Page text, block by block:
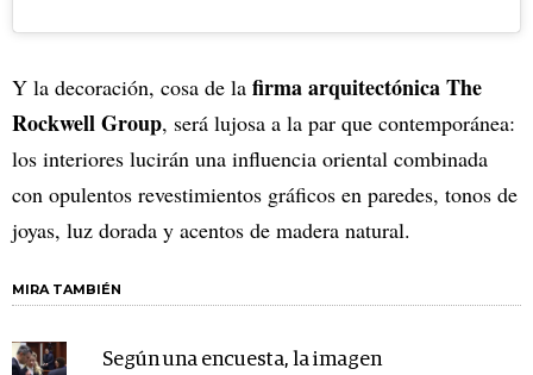
Y la decoración, cosa de la firma arquitectónica The
Rockwell Group, será lujosa a la par que contemporánea:
los interiores lucirán una influencia oriental combinada
con opulentos revestimientos gráficos en paredes, tonos de
joyas, luz dorada y acentos de madera natural.
MIRA TAMBIÉN
Según una encuesta, la imagen